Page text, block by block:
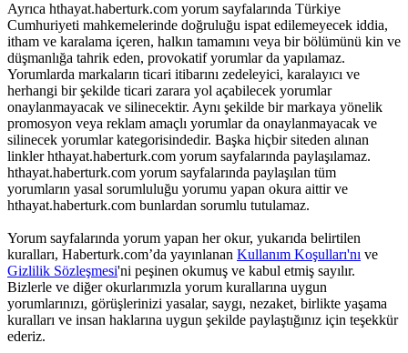
Ayrıca hthayat.haberturk.com yorum sayfalarında Türkiye
Cumhuriyeti mahkemelerinde doğruluğu ispat edilemeyecek iddia,
itham ve karalama içeren, halkın tamamını veya bir bölümünü kin ve
düşmanlığa tahrik eden, provokatif yorumlar da yapılamaz.
Yorumlarda markaların ticari itibarını zedeleyici, karalayıcı ve
herhangi bir şekilde ticari zarara yol açabilecek yorumlar
onaylanmayacak ve silinecektir. Aynı şekilde bir markaya yönelik
promosyon veya reklam amaçlı yorumlar da onaylanmayacak ve
silinecek yorumlar kategorisindedir. Başka hiçbir siteden alınan
linkler hthayat.haberturk.com yorum sayfalarında paylaşılamaz.
hthayat.haberturk.com yorum sayfalarında paylaşılan tüm
yorumların yasal sorumluluğu yorumu yapan okura aittir ve
hthayat.haberturk.com bunlardan sorumlu tutulamaz.
Yorum sayfalarında yorum yapan her okur, yukarıda belirtilen
kuralları, Haberturk.com’da yayınlanan Kullanım Koşulları'nı ve
Gizlilik Sözleşmesi'ni peşinen okumuş ve kabul etmiş sayılır.
Bizlerle ve diğer okurlarımızla yorum kurallarına uygun
yorumlarınızı, görüşlerinizi yasalar, saygı, nezaket, birlikte yaşama
kuralları ve insan haklarına uygun şekilde paylaştığınız için teşekkür
ederiz.